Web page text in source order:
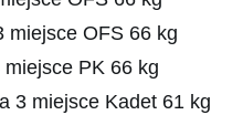
miejsce OFS 66 kg
PK 66 kg
3 miejsce Kadet 61 kg